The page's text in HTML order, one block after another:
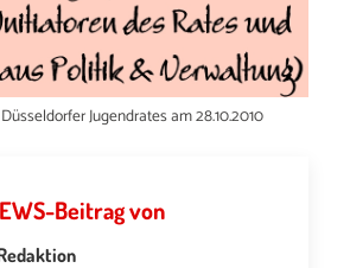
Jugendrates am 28.10.2010
-Beitrag von